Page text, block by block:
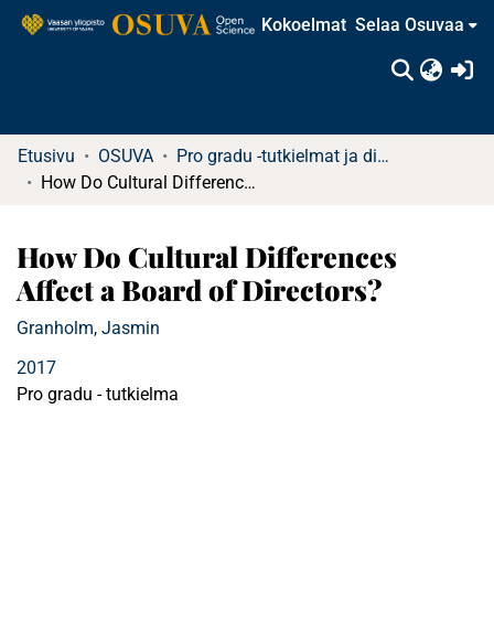
Kokoelmat Selaa Osuvaa
Etusivu OSUVA
Pro gradu -tutkielmat ja diplomityöt (rajattu saatavuus)
How Do Cultural Differences Affect a Board of Directors?
How Do Cultural Differences
Affect a Board of Directors?
Granholm, Jasmin
2017
Pro gradu - tutkielma